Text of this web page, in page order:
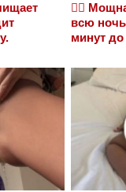
❤️‍🔥
всю
минут до